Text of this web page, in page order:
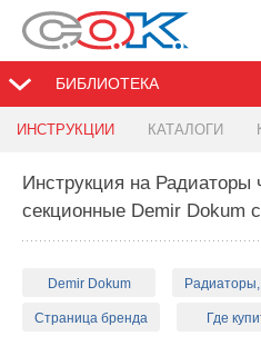
БИБЛИОТЕКА
ИНСТРУКЦИИ КАТАЛОГИ
Инструкция на Радиаторы
секционные Demir Dokum
Demir Dokum
Страница бренда Где